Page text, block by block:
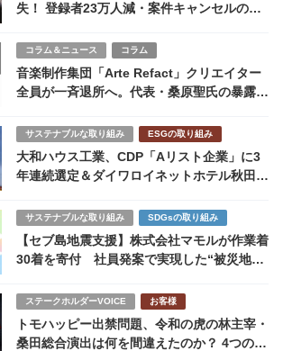
失！ 登録者23万人減・案件キャンセルの連
コラム＆ニュース コラム
音楽制作集団「Arte Refact」クリエイター
全員が一斉退所へ。代表・桑原聖氏の暴露騒
サステナブルな取り組み ESGの取り組み
大和ハウス工業、CDP「Aリスト企業」に3
年連続選定＆ダイワロイネットホテル秋田駅
サステナブルな取り組み SDGsの取り組み
【セブ島地震支援】株式会社マモルが作業着
30着を寄付 社員発案で実現した“被災地の
ステークホルダーVOICE お客様
トモハッピー出禁問題、令和の虎の林主宰・
桑田総合演出は何を間違えたのか？ 4つの間